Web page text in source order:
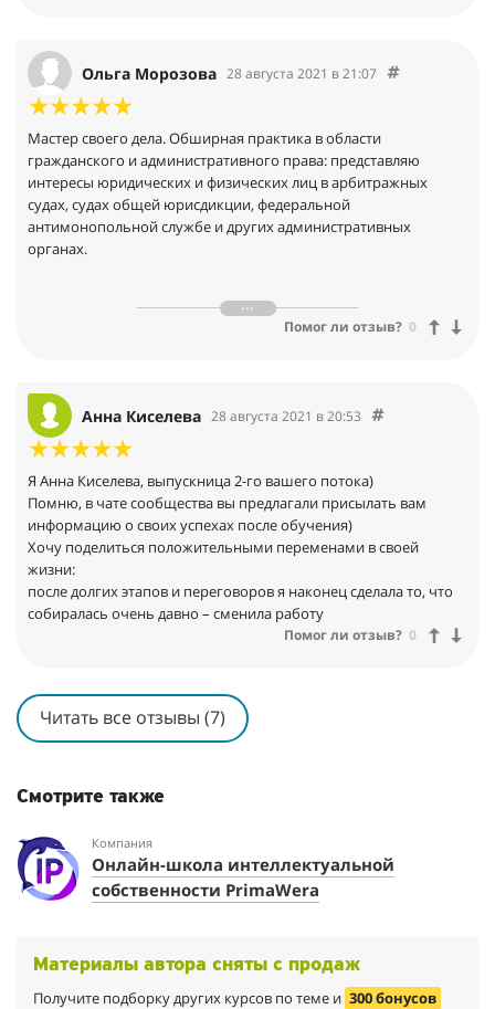
Ольга Морозова 28 августа 2021 в 21:07
Мастер своего дела. Обширная практика в области
гражданского и административного права: представляю
интересы юридических и физических лиц в арбитражных
судах, судах общей юрисдикции, федеральной
антимонопольной службе и других административных
органах.
для меня новые горизонты в профессии: с ноля до экспертного
уровня освоила и полюбила 4 главу ГК РФ - Право
профессиональное дыхание.
Друзья, приняв решение прийти на это обучение, вы сделали
будущее. Если вы действительно нацелены на результат - этот
курс изменит вашу жизнь! У вас всё получится!
Помог ли отзыв? 0
Анна Киселева 28 августа 2021 в 20:53
Я Анна Киселева, выпускница 2-го вашего потока)
Помню, в чате сообщества вы предлагали присылать вам
информацию о своих успехах после обучения)
Хочу поделиться положительными переменами в своей
жизни:
после долгих этапов и переговоров я наконец сделала то, что
собиралась очень давно – сменила работу
Помог ли отзыв? 0
Читать все отзывы (7)
Смотрите также
Компания
Онлайн-школа интеллектуальной
собственности PrimaWera
Материалы автора сняты с продаж
Получите подборку других курсов по теме и 300 бонусов